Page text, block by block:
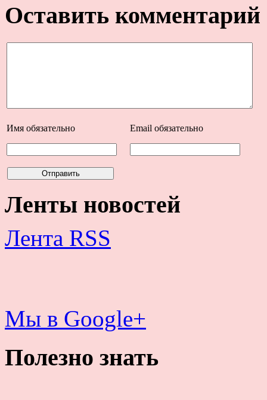
Оставить комментарий
Имя обязательно Email обязательно
Ленты новостей
Лента RSS
Мы в Google+
Полезно знать